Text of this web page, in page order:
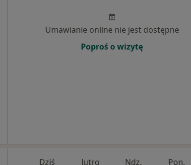
Umawianie online nie jest dostępne
Poproś o wizytę
Dziś Jutro Ndz, Pon,